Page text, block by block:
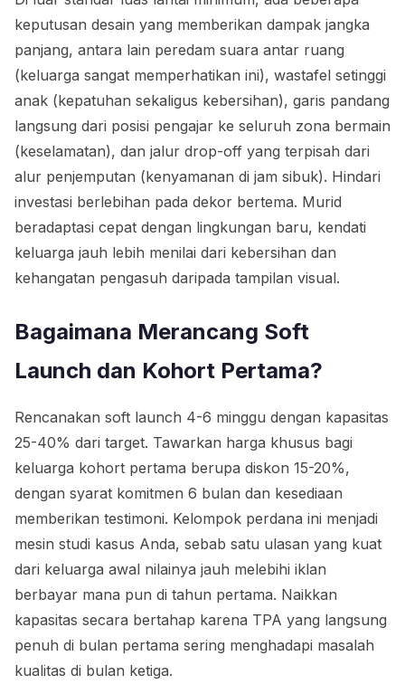
keputusan desain yang memberikan dampak jangka
panjang, antara lain peredam suara antar ruang
(keluarga sangat memperhatikan ini), wastafel setinggi
anak (kepatuhan sekaligus kebersihan), garis pandang
langsung dari posisi pengajar ke seluruh zona bermain
(keselamatan), dan jalur drop-off yang terpisah dari
alur penjemputan (kenyamanan di jam sibuk). Hindari
investasi berlebihan pada dekor bertema. Murid
beradaptasi cepat dengan lingkungan baru, kendati
keluarga jauh lebih menilai dari kebersihan dan
kehangatan pengasuh daripada tampilan visual.
Bagaimana Merancang Soft
Launch dan Kohort Pertama?
Rencanakan soft launch 4-6 minggu dengan kapasitas
25-40% dari target. Tawarkan harga khusus bagi
keluarga kohort pertama berupa diskon 15-20%,
dengan syarat komitmen 6 bulan dan kesediaan
memberikan testimoni. Kelompok perdana ini menjadi
mesin studi kasus Anda, sebab satu ulasan yang kuat
dari keluarga awal nilainya jauh melebihi iklan
berbayar mana pun di tahun pertama. Naikkan
kapasitas secara bertahap karena TPA yang langsung
penuh di bulan pertama sering menghadapi masalah
kualitas di bulan ketiga.